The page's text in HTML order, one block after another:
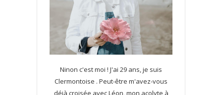
Ninon c'est moi ! J'ai 29 ans, je suis
Clermontoise . Peut-être m'avez-vous
déjà croisée avec Léon, mon acolyte à